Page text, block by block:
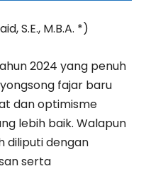
S.E., M.B.A. *)
2024 yang penuh
fajar baru
dan optimisme
lebih baik. Walapun
diliputi dengan
serta